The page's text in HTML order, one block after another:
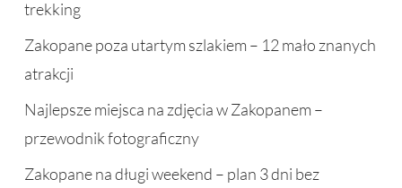
trekking
Zakopane poza utartym szlakiem – 12 mało znanych
atrakcji
Najlepsze miejsca na zdjęcia w Zakopanem –
przewodnik fotograficzny
Zakopane na długi weekend – plan 3 dni bez